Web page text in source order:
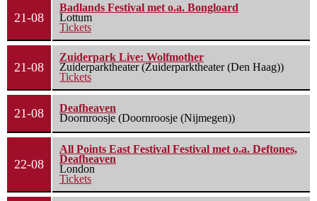
21-08
Badlands Festival met o.a. Bongloard
Lottum
Tickets
21-08
Zuiderpark Live: Wolfmother
Zuiderparktheater (Zuiderparktheater (Den Haag))
Tickets
21-08
Deafheaven
Doornroosje (Doornroosje (Nijmegen))
22-08
All Points East Festival Festival met o.a. Deftones,
Deafheaven
London
Tickets